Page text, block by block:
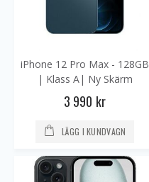
iPhone 12 Pro Max - 128GB
| Klass A| Ny Skärm
3 990 kr
LÄGG I KUNDVAGN